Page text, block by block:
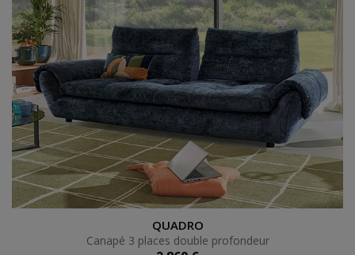
Canapé 3 places double profondeur
QUADRO
Canapé 3 places double profondeur